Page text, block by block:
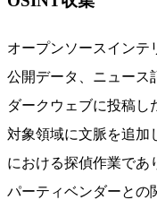
オープンソースインテ
公開データ、ニュース
ダークウェブに投稿し
対象領域に文脈を追加
における探偵作業であ
パーティベンダーとの